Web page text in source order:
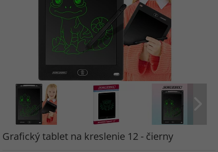
Grafický tablet na kreslenie 12 - čierny